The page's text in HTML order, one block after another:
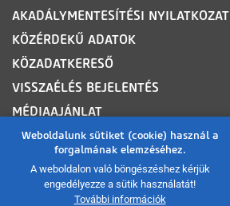
Weboldalunk sütiket (cookie) használ a
forgalmának elemzéséhez.
A weboldalon való böngészéshez kérjük
engedélyezze a sütik használatát!
További információk
AKADÁLYMENTESÍTÉSI NYILATKOZAT
KÖZÉRDEKŰ ADATOK
KÖZADATKERESŐ
VISSZAÉLÉS BEJELENTÉS
MÉDIAAJÁNLAT
OLDALTÉRKÉP
ROVATOK